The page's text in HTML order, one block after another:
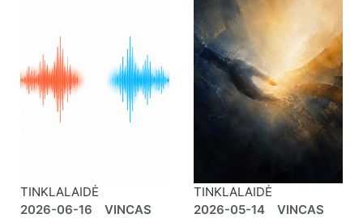
TINKLALAIDĖ
2026-06-16
VINCAS
TINKLALAIDĖ
2026-05-14
VINCAS